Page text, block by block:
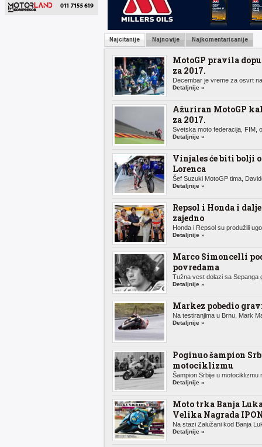
Najcitanije Najnovije Najkomentarisanije
MotoGP pravila
za 2017.
Decembar je vreme za osvrt
Detaljnije »
Ažuriran MotoGP
za 2017.
Svetska moto federacija, FIM,
Detaljnije »
Vinjales će biti bolji
Lorenca
Šef Suzuki MotoGP tima,
Detaljnije »
Repsol i Honda i dalje
zajedno
Honda i Repsol su produžili
Detaljnije »
Marco Simoncelli
povredama
Tužna vest dolazi sa Sepanga
Detaljnije »
Markez pobedio
Na testiranjima u Brnu, Mark
Detaljnije »
Poginuo šampion
motociklizmu
Šampion Srbije u motociklizmu
Detaljnije »
Moto trka Banja
Velika Nagrada
Na stazi Zalužani kod Banja
Detaljnije »